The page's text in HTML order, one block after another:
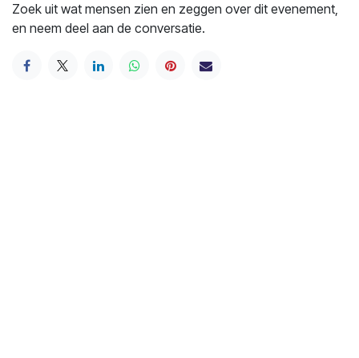
Zoek uit wat mensen zien en zeggen over dit evenement,
en neem deel aan de conversatie.